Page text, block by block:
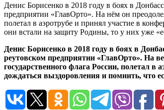
Денис Борисенко в 2018 году в боях в
предприятии «ГлавОрто». На нём он
полетал в аэротрубе и принял участие в
они встали на защиту Родины, то у них уже
Денис Борисенко в 2018 году в боях в
реутовском предприятии «ГлавОрто». На
государственного флага России, полетал
дождаться выздоровления и помнить, что